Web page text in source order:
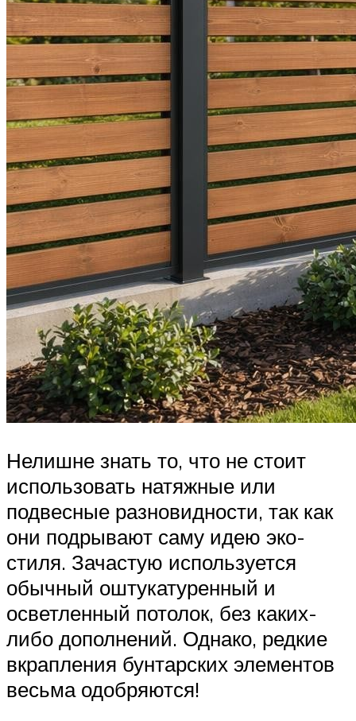
Нелишне знать то, что не стоит
использовать натяжные или
подвесные разновидности, так как
они подрывают саму идею эко-
стиля. Зачастую используется
обычный оштукатуренный и
осветленный потолок, без каких-
либо дополнений. Однако, редкие
вкрапления бунтарских элементов
весьма одобряются!